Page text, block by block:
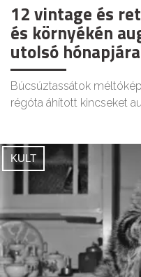
12 vintage és
és környékén
utolsó hónapjára
Búcsúztassátok
régóta áhított kincseket
KULT